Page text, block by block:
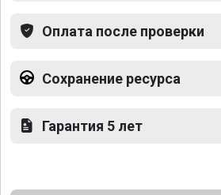
Оплата после проверки
Сохранение ресурса
Гарантия 5 лет